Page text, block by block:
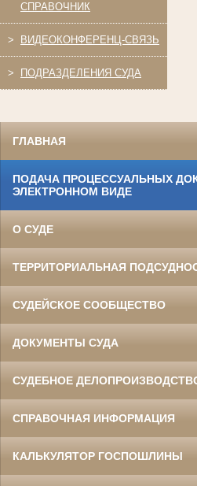
СПРАВОЧНИК
> ВИДЕОКОНФЕРЕНЦ-СВЯЗЬ
> ПОДРАЗДЕЛЕНИЯ СУДА
ГЛАВНАЯ
ПОДАЧА ПРОЦЕССУАЛЬНЫХ
ЭЛЕКТРОННОМ ВИДЕ
О СУДЕ
ТЕРРИТОРИАЛЬНАЯ
СУДЕЙСКОЕ СООБЩЕСТВО
ДОКУМЕНТЫ СУДА
СУДЕБНОЕ
СПРАВОЧНАЯ ИНФОРМАЦИЯ
КАЛЬКУЛЯТОР ГОСПОШЛИНЫ